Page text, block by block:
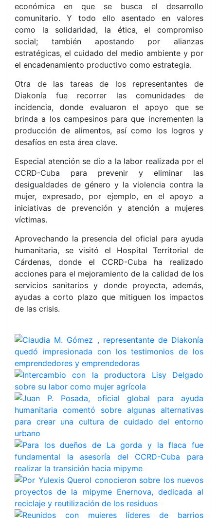
económica en que se busca el desarrollo
comunitario. Y todo ello asentado en valores
como la solidaridad, la ética, el compromiso
social; también apostando por alianzas
estratégicas, el cuidado del medio ambiente y por
el encadenamiento productivo como estrategia.
Otra de las tareas de los representantes de
Diakonía fue recorrer las comunidades de
incidencia, donde evaluaron el apoyo que se
brinda a los campesinos para que incrementen la
producción de alimentos, así como los logros y
desafíos en esta área clave.
Especial atención se dio a la labor realizada por el
CCRD-Cuba para prevenir y eliminar las
desigualdades de género y la violencia contra la
mujer, expresado, por ejemplo, en el apoyo a
iniciativas de prevención y atención a mujeres
víctimas.
Aprovechando la presencia del oficial para ayuda
humanitaria, se visitó el Hospital Territorial de
Cárdenas, donde el CCRD-Cuba ha realizado
acciones para el mejoramiento de la calidad de los
servicios sanitarios y donde proyecta, además,
ayudas a corto plazo que mitiguen los impactos
de las crisis.